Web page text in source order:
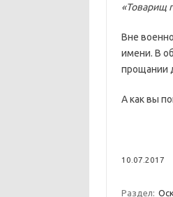
«Товарищ
Вне
имени. В
прощании
А как вы
10.07.2017
Раздел: